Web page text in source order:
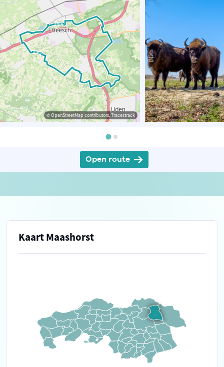
© OpenStreetMap contributors, Tracestrack
Open route
Kaart Maashorst